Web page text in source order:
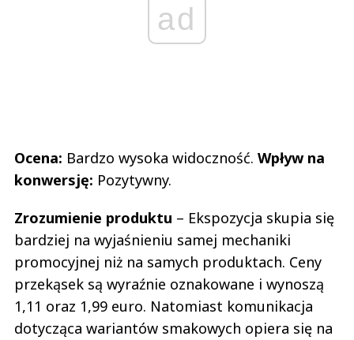
ad
Ocena: Bardzo wysoka widoczność. Wpływ na
konwersję: Pozytywny.
Zrozumienie produktu – Ekspozycja skupia się
bardziej na wyjaśnieniu samej mechaniki
promocyjnej niż na samych produktach. Ceny
przekąsek są wyraźnie oznakowane i wynoszą
1,11 oraz 1,99 euro. Natomiast komunikacja
dotycząca wariantów smakowych opiera się na